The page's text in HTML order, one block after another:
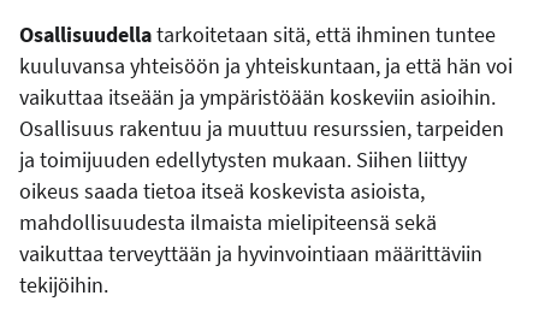
Osallisuudellatarkoitetaan sitä, että ihminen tuntee
kuuluvansa yhteisöön ja yhteiskuntaan, ja että hän voi
vaikuttaa itseään ja ympäristöään koskeviin asioihin.
Osallisuus rakentuu ja muuttuu resurssien, tarpeiden
ja toimijuuden edellytysten mukaan. Siihen liittyy
oikeus saada tietoa itseä koskevista asioista,
mahdollisuudesta ilmaista mielipiteensä sekä
vaikuttaa terveyttään ja hyvinvointiaan määrittäviin
tekijöihin.